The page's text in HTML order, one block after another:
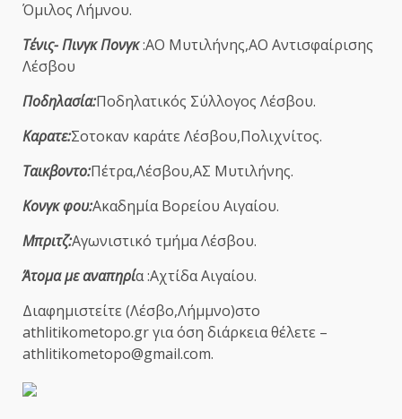
Όμιλος Λήμνου.
Τένις- Πινγκ Πονγκ:ΑΟ Μυτιλήνης,ΑΟ Αντισφαίρισης
Λέσβου
Ποδηλασία:Ποδηλατικός Σύλλογος Λέσβου.
Καρατε:Σοτοκαν καράτε Λέσβου,Πολιχνίτος.
Ταικβοντο:Πέτρα,Λέσβου,ΑΣ Μυτιλήνης.
Κονγκ φου:Ακαδημία Βορείου Αιγαίου.
Μπριτζ:Αγωνιστικό τμήμα Λέσβου.
Άτομα με αναπηρία :Αχτίδα Αιγαίου.
Διαφημιστείτε (Λέσβο,Λήμμνο)στο
athlitikometopo.gr για όση διάρκεια θέλετε –
athlitikometopo@gmail.com.